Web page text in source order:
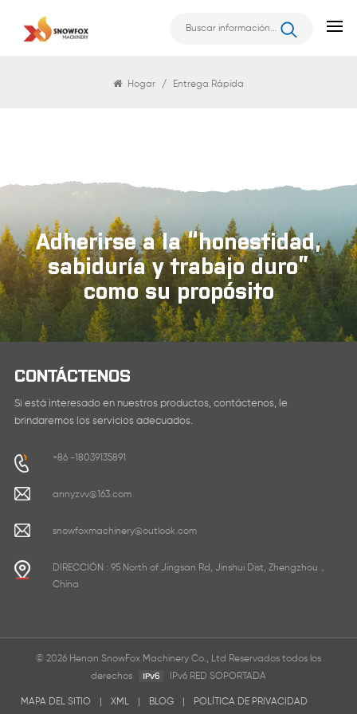
Hogar / Entrega Rápida
Adherirse a la “honestidad,
sabiduría y trabajo duro”
como su propósito
CONTÁCTENOS
Si está interesado en nuestros productos, contáctenos, le
brindaremos los servicios adecuados.
+86 -18039135891
annyzvv@163.com
snowfoxmachinery@outlook.com
DIRECCIÓN : 95 North of Jingsan Rd, Jinshui Dist, Zhengzhou，
China
© 2026 Henan SnowFox Machinery Co., Ltd Reservados todos los
derechos
IPv6 RED SOPORTADA
MAPA DEL SITIO XML BLOG POLÍTICA DE PRIVACIDAD